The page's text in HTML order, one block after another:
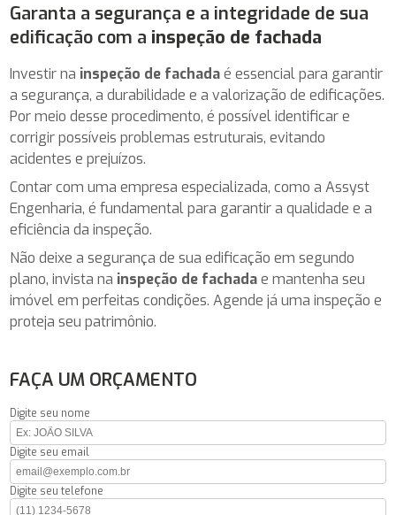
Garanta a segurança e a integridade de sua
edificação com a inspeção de fachada
Investir na inspeção de fachadaé essencial para garantir
a segurança, a durabilidade e a valorização de edificações.
Por meio desse procedimento, é possível identificar e
corrigir possíveis problemas estruturais, evitando
acidentes e prejuízos.
Contar com uma empresa especializada, como a Assyst
Engenharia, é fundamental para garantir a qualidade e a
eficiência da inspeção.
Não deixe a segurança de sua edificação em segundo
plano, invista na inspeção de fachadae mantenha seu
imóvel em perfeitas condições. Agende já uma inspeção e
proteja seu patrimônio.
FAÇA UM ORÇAMENTO
Digite seu nome
Digite seu email
Digite seu telefone